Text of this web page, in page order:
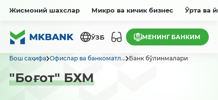
Жисмоний шахслар Микро ва кичик бизнес Ўрта ва
ЎЗБ МЕНИНГ БАНКИМ
Бош саҳифа Офислар ва банкоматл... Банк бўлинмалари
"Боғот" БХМ